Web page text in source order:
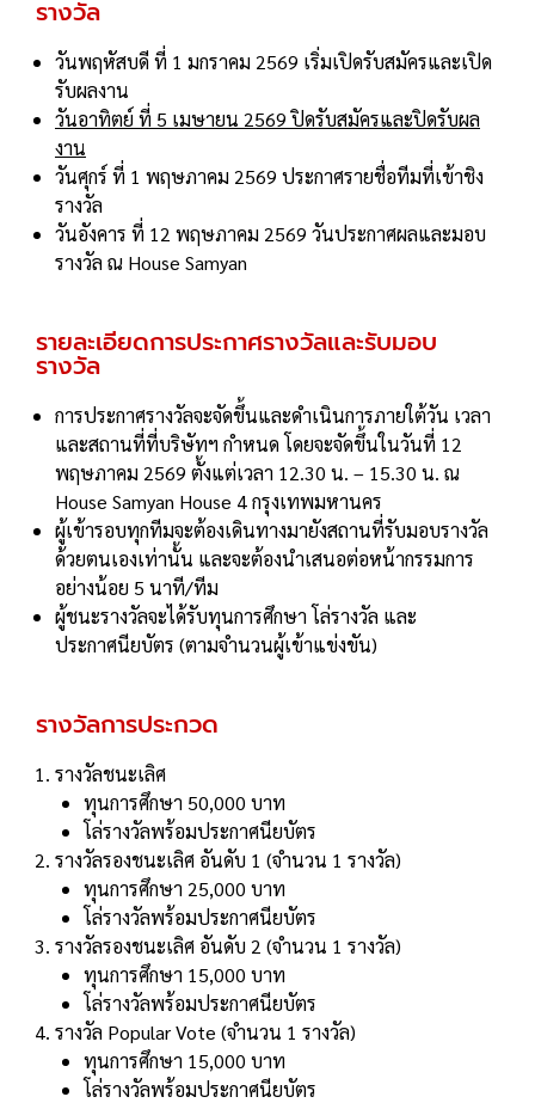
รางวัล
วันพฤหัสบดี ที่ 1 มกราคม 2569 เริ่มเปิดรับสมัครและเปิด
รับผลงาน
วันอาทิตย์ ที่ 5 เมษายน 2569 ปิดรับสมัครและปิดรับผล
งาน
วันศุกร์ ที่ 1 พฤษภาคม 2569 ประกาศรายชื่อทีมที่เข้าชิง
รางวัล
วันอังคาร ที่ 12 พฤษภาคม 2569 วันประกาศผลและมอบ
รางวัล ณ House Samyan
รายละเอียดการประกาศรางวัลและรับมอบ
รางวัล
การประกาศรางวัลจะจัดขึ้นและดำเนินการภายใต้วัน เวลา
และสถานที่ที่บริษัทฯ กำหนด โดยจะจัดขึ้นในวันที่ 12
พฤษภาคม 2569 ตั้งแต่เวลา 12.30 น. – 15.30 น. ณ
House Samyan House 4 กรุงเทพมหานคร
ผู้เข้ารอบทุกทีมจะต้องเดินทางมายังสถานที่รับมอบรางวัล
ด้วยตนเองเท่านั้น และจะต้องนำเสนอต่อหน้ากรรมการ
อย่างน้อย 5 นาที/ทีม
ผู้ชนะรางวัลจะได้รับทุนการศึกษา โล่รางวัล และ
ประกาศนียบัตร (ตามจำนวนผู้เข้าแข่งขัน)
รางวัลการประกวด
รางวัลชนะเลิศ
ทุนการศึกษา 50,000 บาท
โล่รางวัลพร้อมประกาศนียบัตร
รางวัลรองชนะเลิศ อันดับ 1 (จำนวน 1 รางวัล)
ทุนการศึกษา 25,000 บาท
โล่รางวัลพร้อมประกาศนียบัตร
รางวัลรองชนะเลิศ อันดับ 2 (จำนวน 1 รางวัล)
ทุนการศึกษา 15,000 บาท
โล่รางวัลพร้อมประกาศนียบัตร
รางวัล Popular Vote (จำนวน 1 รางวัล)
ทุนการศึกษา 15,000 บาท
โล่รางวัลพร้อมประกาศนียบัตร